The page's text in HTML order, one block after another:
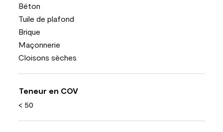
Béton
Tuile de plafond
Brique
Maçonnerie
Cloisons sèches
Teneur en COV
< 50